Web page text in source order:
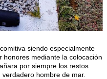
siendo especialmente
honores mediante la colocación
por siempre los restos
hombre de mar.